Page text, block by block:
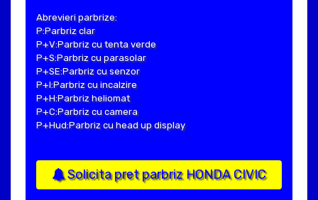
Abrevieri parbrize:
P:Parbriz clar
P+V:Parbriz cu tenta verde
P+S:Parbriz cu parasolar
P+SE:Parbriz cu senzor
P+I:Parbriz cu incalzire
P+H:Parbriz heliomat
P+C:Parbriz cu camera
P+Hud:Parbriz cu head up display
Solicita pret parbriz HONDA CIVIC